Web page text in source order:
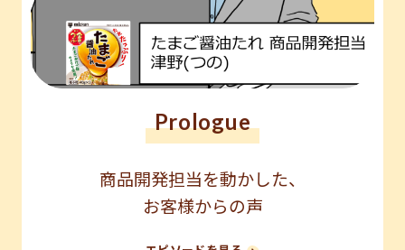
Prologue
商品開発担当を動かした、
お客様からの声